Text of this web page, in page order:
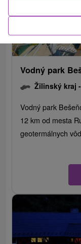
Vodný park
Žilinský kraj -
Vodný park
12 km od mesta
geotermálnych